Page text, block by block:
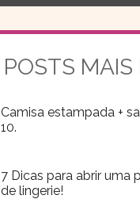
POSTS MAIS
Camisa estampada +
10.
7 Dicas para abrir uma
de lingerie!